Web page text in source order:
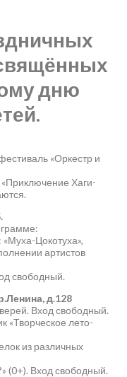
дню
«Оркестр и
Хаги-
«Муха-Цокотуха»,
артистов
свободный.
д.128
Вход свободный.
«Творческое лето-
из различных
(0+). Вход свободный.